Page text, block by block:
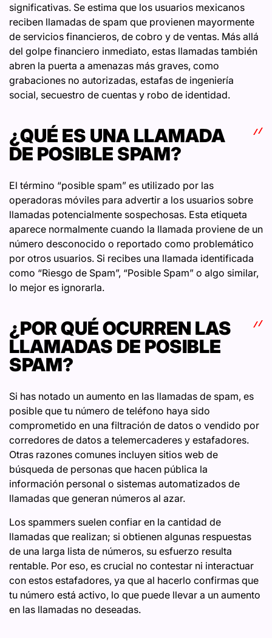
significativas. Se estima que los usuarios mexicanos
reciben llamadas de spam que provienen mayormente
de servicios financieros, de cobro y de ventas. Más allá
del golpe financiero inmediato, estas llamadas también
abren la puerta a amenazas más graves, como
grabaciones no autorizadas, estafas de ingeniería
social, secuestro de cuentas y robo de identidad.
¿QUÉ ES UNA LLAMADA
DE POSIBLE SPAM?
El término “posible spam” es utilizado por las
operadoras móviles para advertir a los usuarios sobre
llamadas potencialmente sospechosas. Esta etiqueta
aparece normalmente cuando la llamada proviene de un
número desconocido o reportado como problemático
por otros usuarios. Si recibes una llamada identificada
como “Riesgo de Spam”, “Posible Spam” o algo similar,
lo mejor es ignorarla.
¿POR QUÉ OCURREN LAS
LLAMADAS DE POSIBLE
SPAM?
Si has notado un aumento en las llamadas de spam, es
posible que tu número de teléfono haya sido
comprometido en una filtración de datos o vendido por
corredores de datos a telemercaderes y estafadores.
Otras razones comunes incluyen sitios web de
búsqueda de personas que hacen pública la
información personal o sistemas automatizados de
llamadas que generan números al azar.
Los spammers suelen confiar en la cantidad de
llamadas que realizan; si obtienen algunas respuestas
de una larga lista de números, su esfuerzo resulta
rentable. Por eso, es crucial no contestar ni interactuar
con estos estafadores, ya que al hacerlo confirmas que
tu número está activo, lo que puede llevar a un aumento
en las llamadas no deseadas.